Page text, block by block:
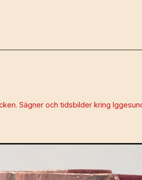
Sägner och tidsbilder kring